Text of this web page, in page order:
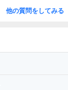
他の質問をしてみる